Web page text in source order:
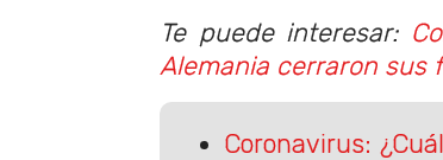
Te puede interesar:
Alemania cerraron sus
Coronavirus: